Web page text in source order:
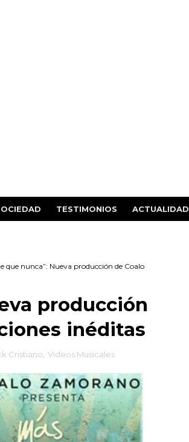
TESTIMONIOS ACTUALIDAD
que nunca”: Nueva producción de Coalo
producción
inéditas
Cristiano Videos Musicales